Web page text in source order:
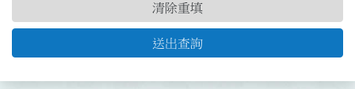
送出查詢
清除重填